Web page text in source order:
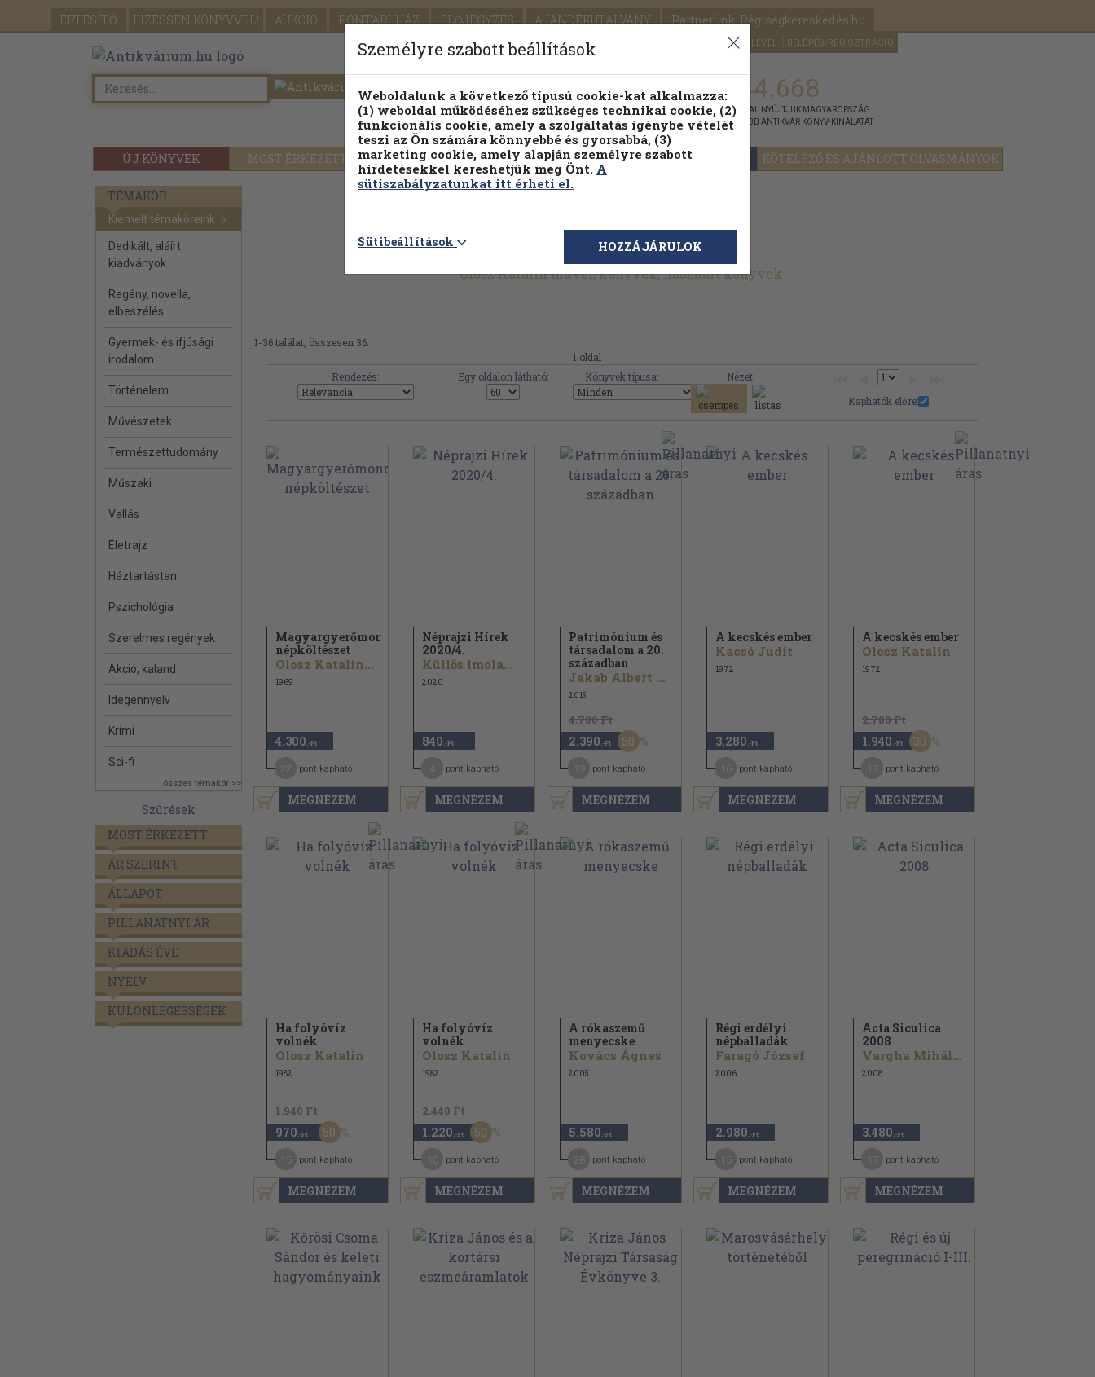
ÉRTESÍTŐ FIZESSEN KÖNYVVEL! AUKCIÓ PONTÁRUHÁZ ELŐJEGYZÉS AJÁNDÉKUTALVÁNY Partnerünk: Régiségkereskedés.hu
SEGÍTSÉG HÍRLEVÉL BELÉPÉS/REGISZTRÁCIÓ
ÚJ KÖNYVEK MOST ÉRKEZETT PILLANATNYI ÁRAINK FENNTARTHATÓ OLVASMÁNYOK KÖTELEZŐ ÉS AJÁNLOTT OLVASMÁNYOK
Részletes kereső Témaköri fa 1.144.668
KIADVÁNNYAL NYÚJTJUK MAGYARORSZÁG
LEGNAGYOBB ANTIKVÁR KÖNYV-KÍNÁLATÁT
TÉMAKÖR
Kiemelt témaköreink
Dedikált, aláírt
kiadványok
Regény, novella,
elbeszélés
Gyermek- és ifjúsági
irodalom
Történelem
Művészetek
Természettudomány
Műszaki
Vallás
Életrajz
Háztartástan
Pszichológia
Szerelmes regények
Akció, kaland
Idegennyelv
Krimi
Sci-fi
összes témakör >>
Szűrések
MOST ÉRKEZETT
ÁR SZERINT
ÁLLAPOT
PILLANATNYI ÁR
KIADÁS ÉVE
NYELV
KÜLÖNLEGESSÉGEK
Olosz Katalin művei, könyvek, használt könyvek
1-36 találat, összesen 36.
1 oldal
Rendezés:
Egy oldalon látható: Könyvek típusa:
Nézet:
Kaphatók előre:
MEGNÉZEM
Magyargyerőmonostori
népköltészet
Olosz Katalin...
1969
4.300 ,-Ft
pont kapható
MEGNÉZEM
Néprajzi Hírek
2020/4.
Küllős Imola...
2020
840 ,-Ft
pont kapható
MEGNÉZEM
Patrimónium és
társadalom a 20.
században
Jakab Albert Zsolt...
2015
4.780 Ft
2.390 ,-Ft 50
pont kapható
MEGNÉZEM
A kecskés ember
Kacsó Judit
1972
3.280 ,-Ft
pont kapható
MEGNÉZEM
A kecskés ember
Olosz Katalin
1972
2.780 Ft
1.940 ,-Ft 30
pont kapható
MEGNÉZEM
Ha folyóvíz
volnék
Olosz Katalin
1982
1.940 Ft
970 ,-Ft 50
pont kapható
MEGNÉZEM
Ha folyóvíz
volnék
Olosz Katalin
1982
2.440 Ft
1.220 ,-Ft 50
pont kapható
MEGNÉZEM
A rókaszemű
menyecske
Kovács Ágnes
2005
5.580 ,-Ft
pont kapható
MEGNÉZEM
Régi erdélyi
népballadák
Faragó József
2006
2.980 ,-Ft
pont kapható
MEGNÉZEM
Acta Siculica
2008
Vargha Mihály...
2008
3.480 ,-Ft
pont kapható
Személyre szabott beállítások
Weboldalunk a következő típusú cookie-kat alkalmazza:
(1) weboldal működéséhez szükséges technikai cookie, (2)
funkcionális cookie, amely a szolgáltatás igénybe vételét
teszi az Ön számára könnyebbé és gyorsabbá, (3)
marketing cookie, amely alapján személyre szabott
hirdetésekkel kereshetjük meg Önt. A
sütiszabályzatunkat itt érheti el.
Sütibeállítások HOZZÁJÁRULOK